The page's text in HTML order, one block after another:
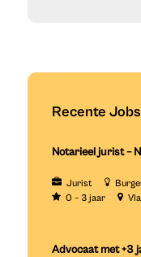
Recente Jobs
Notarieel jurist –
Jurist
0 – 3 jaar
Advocaat met +3